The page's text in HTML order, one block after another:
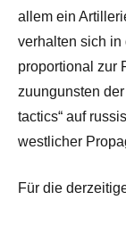
allem ein
verhalten sich in
proportional zur
zuungunsten
tactics“ auf
westlicher
Für die